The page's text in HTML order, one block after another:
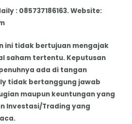
: 085737186163. Website:
ini tidak bertujuan mengajak
saham tertentu. Keputusan
ada di tangan
tidak bertanggung jawab
maupun keuntungan yang
Investasi/Trading yang